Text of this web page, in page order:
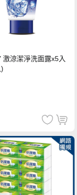
激涼潔淨洗面露x5入